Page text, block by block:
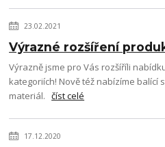
23.02.2021
Výrazné rozšíření
Výrazně jsme pro Vás rozšíříli
kategoriích! Nově též nabízíme balící
materiál.číst celé
17.12.2020